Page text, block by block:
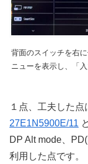
背面のスイッチを右
ニューを表示し、「
１点、工夫した
27E1N5900E/11
DP Alt mode、
利用した点です。